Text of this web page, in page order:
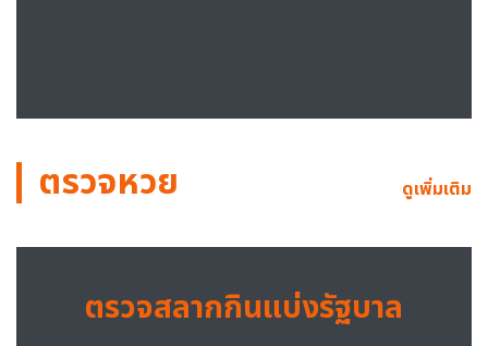
ตรวจหวย ดูเพิ่มเติม
ตรวจสลากกินแบ่งรัฐบาล